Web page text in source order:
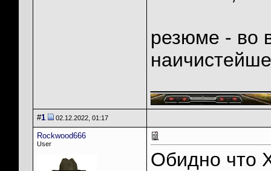
резюме - во
#1 02.12.2022, 01:17
Rockwood666
User
Обидно что